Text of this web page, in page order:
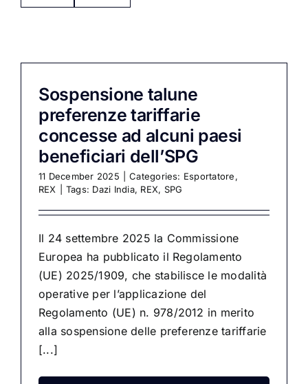
Sospensione talune
preferenze tariffarie
concesse ad alcuni paesi
beneficiari dell’SPG
11 December 2025 Categories: Esportatore,
REX
Tags: Dazi India, REX, SPG
Il 24 settembre 2025 la Commissione
Europea ha pubblicato il Regolamento
(UE) 2025/1909, che stabilisce le modalità
operative per l’applicazione del
Regolamento (UE) n. 978/2012 in merito
alla sospensione delle preferenze tariffarie
[...]